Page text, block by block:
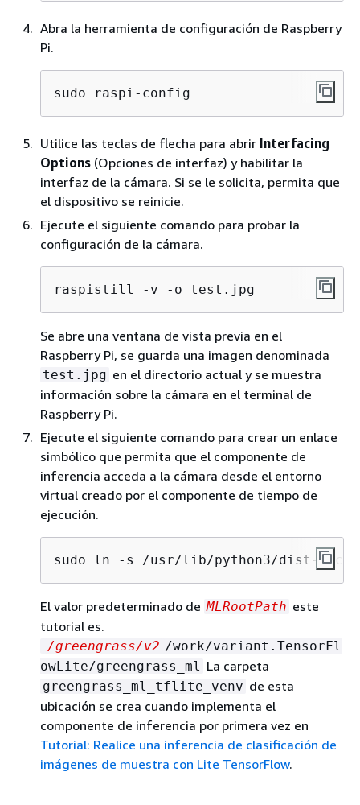
Abra la herramienta de configuración de Raspberry
Pi.
sudo raspi-config
Utilice las teclas de flecha para abrir Interfacing
Options (Opciones de interfaz) y habilitar la
interfaz de la cámara. Si se le solicita, permita que
el dispositivo se reinicie.
Ejecute el siguiente comando para probar la
configuración de la cámara.
raspistill -v -o test.jpg
Se abre una ventana de vista previa en el
Raspberry Pi, se guarda una imagen denominada
test.jpg en el directorio actual y se muestra
información sobre la cámara en el terminal de
Raspberry Pi.
Ejecute el siguiente comando para crear un enlace
simbólico que permita que el componente de
inferencia acceda a la cámara desde el entorno
virtual creado por el componente de tiempo de
ejecución.
sudo ln -s /usr/lib/python3/dist-
El valor predeterminado de MLRootPath este
tutorial es.
/greengrass/v2 /work/variant.TensorFl
owLite/greengrass_ml La carpeta
greengrass_ml_tflite_venv de esta
ubicación se crea cuando implementa el
componente de inferencia por primera vez en
Tutorial: Realice una inferencia de clasificación de
imágenes de muestra con Lite TensorFlow.